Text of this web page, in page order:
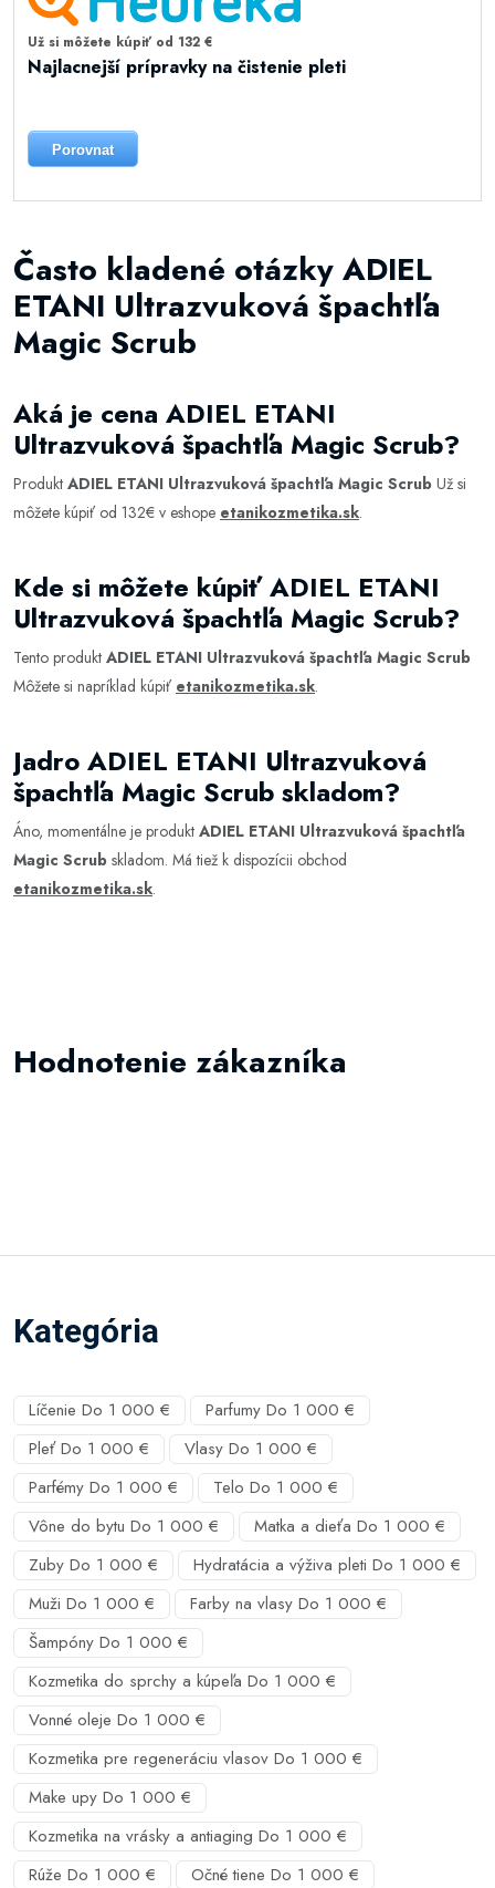
Už si môžete kúpiť od 132 €
Najlacnejší prípravky na čistenie pleti
Porovnat
Často kladené otázky ADIEL
ETANI Ultrazvuková špachtľa
Magic Scrub
Aká je cena ADIEL ETANI
Ultrazvuková špachtľa Magic Scrub?
Produkt ADIEL ETANI Ultrazvuková špachtľa Magic Scrub Už si
môžete kúpiť od 132€ v eshope etanikozmetika.sk.
Kde si môžete kúpiť ADIEL ETANI
Ultrazvuková špachtľa Magic Scrub?
Tento produkt ADIEL ETANI Ultrazvuková špachtľa Magic Scrub
Môžete si napríklad kúpiť etanikozmetika.sk.
Jadro ADIEL ETANI Ultrazvuková
špachtľa Magic Scrub skladom?
Áno, momentálne je produkt ADIEL ETANI Ultrazvuková špachtľa
Magic Scrub skladom. Má tiež k dispozícii obchod
etanikozmetika.sk.
Hodnotenie zákazníka
Kategória
Líčenie Do 1 000 €
Parfumy Do 1 000 €
Pleť Do 1 000 €
Vlasy Do 1 000 €
Parfémy Do 1 000 €
Telo Do 1 000 €
Vône do bytu Do 1 000 €
Matka a dieťa Do 1 000 €
Zuby Do 1 000 €
Hydratácia a výživa pleti Do 1 000 €
Muži Do 1 000 €
Farby na vlasy Do 1 000 €
Šampóny Do 1 000 €
Kozmetika do sprchy a kúpeľa Do 1 000 €
Vonné oleje Do 1 000 €
Kozmetika pre regeneráciu vlasov Do 1 000 €
Make upy Do 1 000 €
Kozmetika na vrásky a antiaging Do 1 000 €
Rúže Do 1 000 €
Očné tiene Do 1 000 €